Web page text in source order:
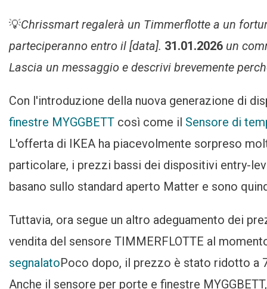
💡Chrissmart regalerà un Timmerflotte a un
parteciperanno entro il [data]. 31.01.2026 un
Lascia un messaggio e descrivi brevemente
Con l'introduzione della nuova generazione di
finestre MYGGBETT così come il Sensore di
L'offerta di IKEA ha piacevolmente sorpreso
particolare, i prezzi bassi dei dispositivi entry-
basano sullo standard aperto Matter e sono
Tuttavia, ora segue un altro adeguamento dei
vendita del sensore TIMMERFLOTTE al
segnalatoPoco dopo, il prezzo è stato ridotto a
Anche il sensore per porte e finestre